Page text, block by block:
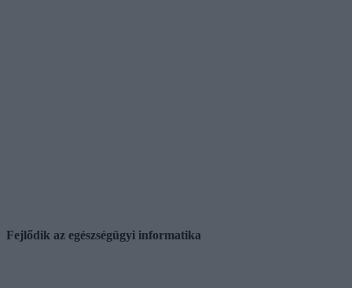
Fejlődik az egészségügyi informatika